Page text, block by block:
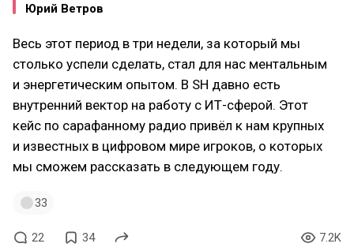
Юрий Ветров
Весь этот период в три недели, за который мы
столько успели сделать, стал для нас ментальным
и энергетическим опытом. В SH давно есть
внутренний вектор на работу с ИТ-сферой. Этот
кейс по сарафанному радио привёл к нам крупных
и известных в цифровом мире игроков, о которых
мы сможем рассказать в следующем году.
33
22 34 7.2K